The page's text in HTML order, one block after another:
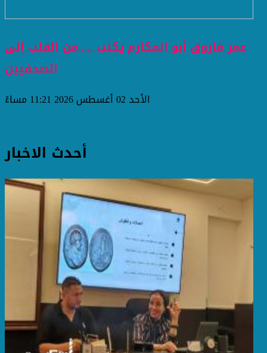
عمر فاروق أبو المكارم يكتب .....من القلب إلى
الصحفيين
الأحد 02 أغسطس 2026 11:21 مساءً
أحدث الاخبار